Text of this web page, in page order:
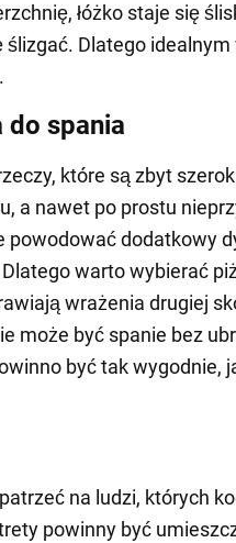
łóżko staje się
Dlatego
do spania
które są zbyt
a nawet po prostu
powodować dodatkowy
warto wybierać
wrażenia drugiej
może być spanie bez
być tak wygodnie,
na ludzi, których
powinny być